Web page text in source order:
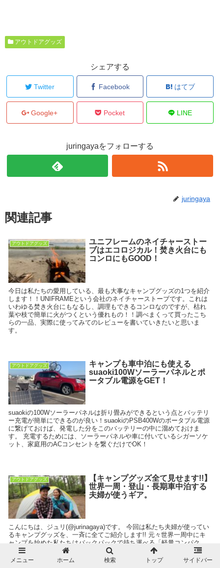
アウトドアグッズ
シェアする
Twitter Facebook はてブ
Google+ Pocket LINE
juringayaをフォローする
juringaya
関連記事
アウトドアグッズ
ユニフレームのネイチャーストー
ブはエコロジカル！焚き火台にも
コンロにもGOOD！
今日は私たちの愛用している、最も大事なキャンプグッズの1つを紹介
します！！UNIFRAMEという会社のネイチャーストーブです。これは
いわゆる焚き火台にもなるし、調理もできるコンロなのですが、枯れ
葉や枝で簡単に火がつくという優れもの！！調べまくって買ったこち
らの一品、実際に使ってみてのレビューを書いていきたいと思いま
す。
アウトドアグッズ
キャンプも車中泊にも使える
suaoki100Wソーラーパネルとポ
ータブル電源をGET！
suaokiの100Wソーラーパネルは折り畳みができるという点とバッテリ
ー充電が簡単にできるのが良い！suaokiのPSB400Wのポータブル電源
に繋げておけば、発電した分をこのバッテリーの中に溜めておけま
す。 充電するためには、ソーラーパネルや車に付いているシガーソケ
ット、家庭用のACコンセントを繋ぐだけでOK！
アウトドアグッズ
【キャンプグッズ全て見せます!!】
世界一周・登山・長期車中泊する
夫婦が使うギア。
こんにちは、ジュリ(@jurinagaya)です。 今回は私たち夫婦が使ってい
るキャンプグッズを、一斉に全てご紹介します!! 元々世界一周中にキ
ャンプを始めた私たちはバックパックで持ち運べる「軽量コンパク
ト」を重...
メニュー ホーム 検索 トップ サイドバー